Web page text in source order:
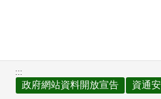
:::
政府網站資料開放宣告 資通